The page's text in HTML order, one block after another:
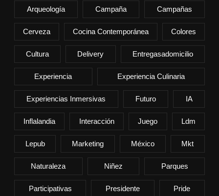
Arqueología Campaña Campañas
Cerveza Cocina Contemporánea Colores
Cultura Delivery Entregasadomicilio
Experiencia Experiencia Culinaria
Experiencias Inmersivas Futuro IA
Inflalandia Interacción Juego Ldm
Lepub Marketing México Mkt
Naturaleza Niñez Parques
Participativas Presidente Pride